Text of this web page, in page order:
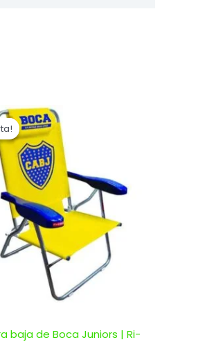
baja de Boca Juniors | Ri-
El
precio
original
era:
$ 2.496,00.
El
precio
actual
es:
$ 1.996,80.